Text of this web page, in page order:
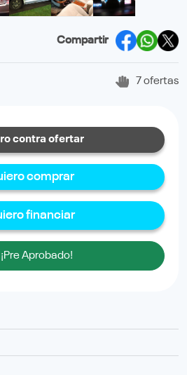
Compartir
7 ofertas
Quiero contra ofertar
comprar
financiar
¡Pre Aprobado!